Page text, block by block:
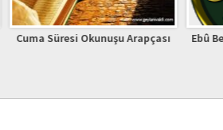
Ebû Bekr bin Sâlim Ayderûs (k.s)